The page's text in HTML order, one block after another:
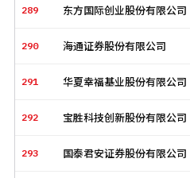
289 东方国际创业股份有限公司
290 海通证券股份有限公司
291 华夏幸福基业股份有限公司
292 宝胜科技创新股份有限公司
293 国泰君安证券股份有限公司